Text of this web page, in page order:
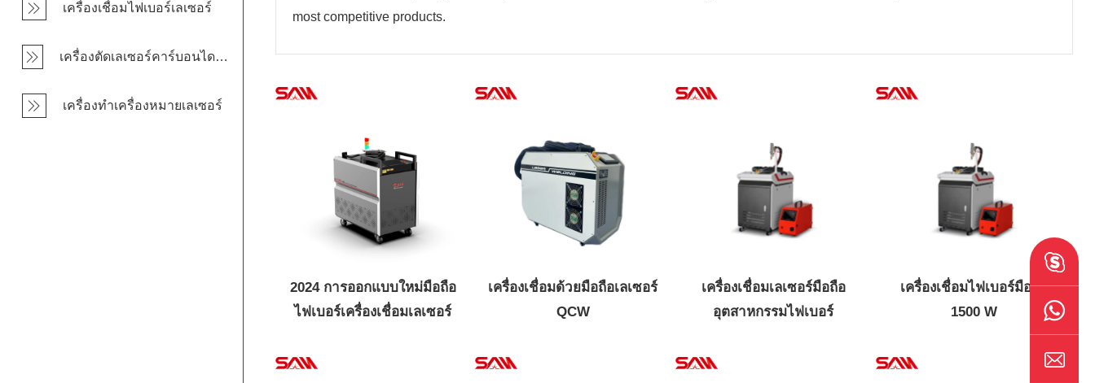
เครื่องเชื่อมไฟเบอร์เลเซอร์
เครื่องตัดเลเซอร์คาร์บอนไดออกไซด์
เครื่องทำเครื่องหมายเลเซอร์
most competitive products.
2024 การออกแบบใหม่มือถือ
ไฟเบอร์เครื่องเชื่อมเลเซอร์
เครื่องเชื่อมด้วยมือถือเลเซอร์
QCW
เครื่องเชื่อมเลเซอร์มือถือ
อุตสาหกรรมไฟเบอร์
เครื่องเชื่อมไฟเบอร์มือถือ
1500 W